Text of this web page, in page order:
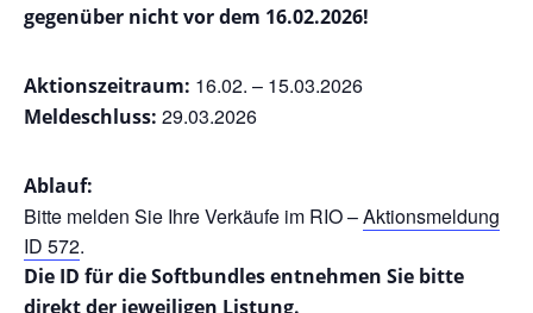
gegenüber nicht vor dem 16.02.2026!
Aktionszeitraum: 16.02. – 15.03.2026
Meldeschluss: 29.03.2026
Ablauf:
Bitte melden Sie Ihre Verkäufe im RIO –Aktionsmeldung
ID 572.
Die ID für die Softbundles entnehmen Sie bitte
direkt der jeweiligen Listung.